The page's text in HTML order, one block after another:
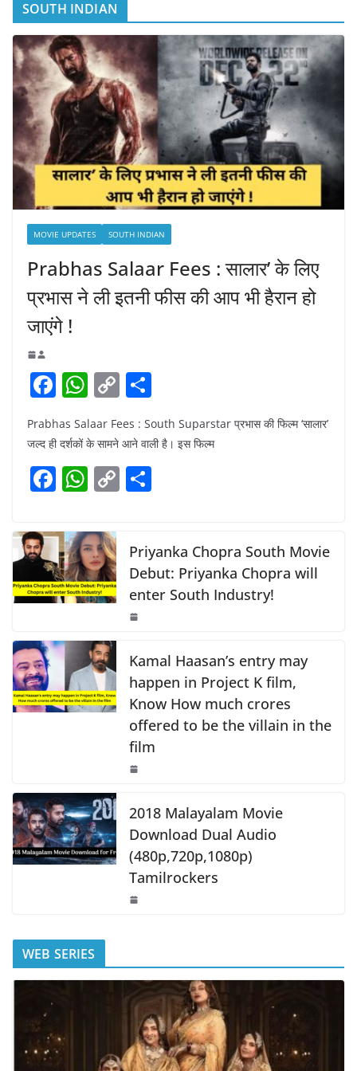
SOUTH INDIAN
MOVIE UPDATES SOUTH INDIAN
Prabhas Salaar Fees : सालार’ के लिए
प्रभास ने ली इतनी फीस की आप भी हैरान हो
जाएंगे !
F
c
e
b
o
k
W
at
s
A
p
C
p
y
Li
ar
Prabhas Salaar Fees : South Suparstar प्रभास की फिल्म ‘सालार’
जल्द ही दर्शकों के सामने आने वाली है। इस फिल्म
F
c
e
b
o
k
W
at
s
A
p
C
y
Li
n
k
e
Priyanka Chopra South Movie
Debut: Priyanka Chopra will
enter South Industry!
Kamal Haasan’s entry may
happen in Project K film,
Know How much crores
offered to be the villain in the
film
2018 Malayalam Movie
Download Dual Audio
(480p,720p,1080p)
Tamilrockers
WEB SERIES